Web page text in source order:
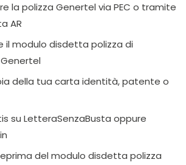
la polizza Genertel via PEC o tramite
AR
il modulo disdetta polizza di
della tua carta identità, patente o
su LetteraSenzaBusta oppure
del modulo disdetta polizza